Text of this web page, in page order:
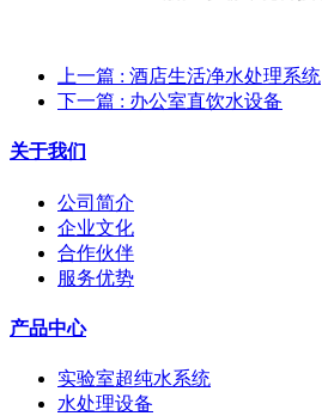
上一篇 : 酒店生活净水处理系统
下一篇 : 办公室直饮水设备
关于我们
公司简介
企业文化
合作伙伴
服务优势
产品中心
实验室超纯水系统
水处理设备